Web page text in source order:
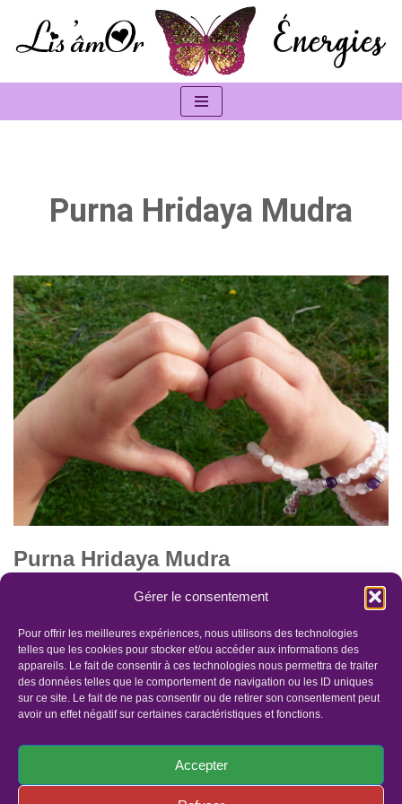
Gérer le consentement
Pour offrir les meilleures expériences, nous utilisons des technologies
telles que les cookies pour stocker et/ou accéder aux informations des
appareils. Le fait de consentir à ces technologies nous permettra de traiter
des données telles que le comportement de navigation ou les ID uniques
sur ce site. Le fait de ne pas consentir ou de retirer son consentement peut
avoir un effet négatif sur certaines caractéristiques et fonctions.
Accepter
Aller
Purna Hridaya Mudra
Purna Hridaya Mudra
2 janvier 2022
“Le geste du coeur ouvert“ “Avec ce geste, la cage thoracique
prend de l’expansion et l’inspiration s’allonge ; donnant une
sensation d’énergie qui nous élève…Lire la suite »